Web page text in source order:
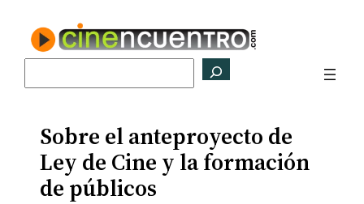
contenido
Sobre el anteproyecto de
Ley de Cine y la formación
de públicos